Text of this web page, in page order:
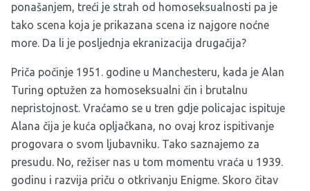
ponašanjem, treći je strah od homoseksualnosti pa je
tako scena koja je prikazana scena iz najgore noćne
more. Da li je posljednja ekranizacija drugačija?
Priča počinje 1951. godine u Manchesteru, kada je Alan
Turing optužen za homoseksualni čin i brutalnu
nepristojnost. Vraćamo se u tren gdje policajac ispituje
Alana čija je kuća opljačkana, no ovaj kroz ispitivanje
progovara o svom ljubavniku. Tako saznajemo za
presudu. No, režiser nas u tom momentu vraća u 1939.
godinu i razvija priču o otkrivanju Enigme. Skoro čitav